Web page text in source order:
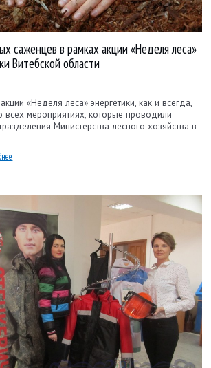
саженцев в рамках акции «Неделя леса»
Витебской области
«Неделя леса» энергетики, как и всегда,
всех мероприятиях, которые проводили
Министерства лесного хозяйства в